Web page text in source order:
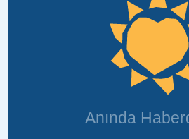
Anında